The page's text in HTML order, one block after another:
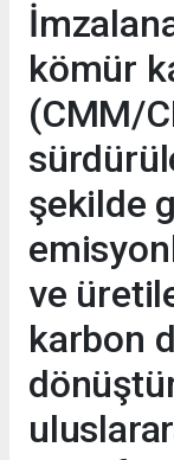
kömür
(CMM/
şekilde
ve
karbon